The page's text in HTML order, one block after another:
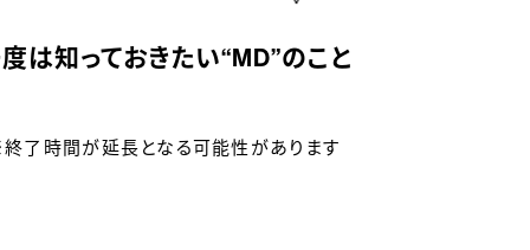
は知っておきたい“MD”のこと
了時間が延長となる可能性があります